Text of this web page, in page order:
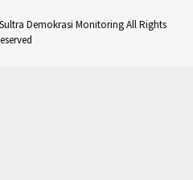
Demokrasi Monitoring All Rights